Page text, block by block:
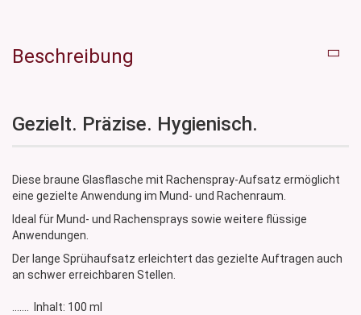
Beschreibung
Gezielt. Präzise. Hygienisch.
Diese braune Glasflasche mit Rachenspray-Aufsatz ermöglicht
eine gezielte Anwendung im Mund- und Rachenraum.
Ideal für Mund- und Rachensprays sowie weitere flüssige
Anwendungen.
Der lange Sprühaufsatz erleichtert das gezielte Auftragen auch
an schwer erreichbaren Stellen.
....... Inhalt: 100 ml